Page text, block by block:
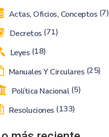
Actas, Oficios, Conceptos (7)
Decretos (71)
Leyes (18)
Manuales Y Circulares (25)
Política Nacional (5)
Resoluciones (133)